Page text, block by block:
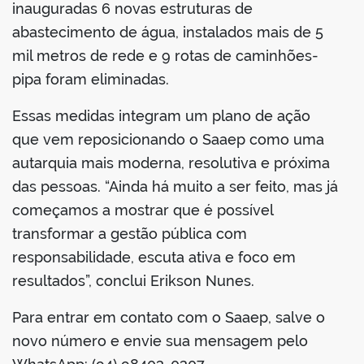
inauguradas 6 novas estruturas de
abastecimento de água, instalados mais de 5
mil metros de rede e 9 rotas de caminhões-
pipa foram eliminadas.
Essas medidas integram um plano de ação
que vem reposicionando o Saaep como uma
autarquia mais moderna, resolutiva e próxima
das pessoas. “Ainda há muito a ser feito, mas já
começamos a mostrar que é possível
transformar a gestão pública com
responsabilidade, escuta ativa e foco em
resultados”, conclui Erikson Nunes.
Para entrar em contato com o Saaep, salve o
novo número e envie sua mensagem pelo